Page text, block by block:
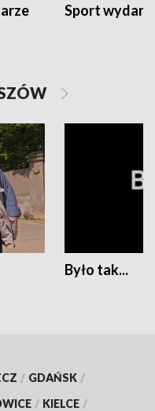
Sport
Było tak...
/ GDAŃSK /
/ KIELCE /